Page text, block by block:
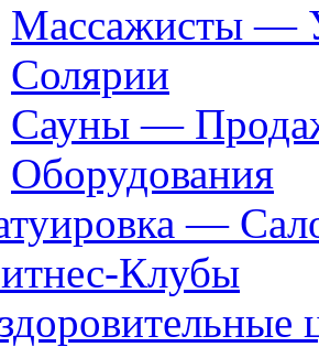
Массажисты —
Солярии
Сауны —
Оборудования
—
Клубы